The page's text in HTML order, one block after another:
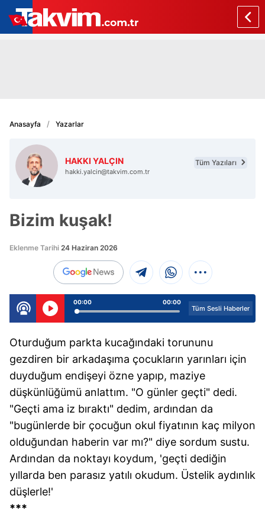
Anasayfa Yazarlar
HAKKI YALÇIN Tüm Yazıları
hakki.yalcin@takvim.com.tr
Bizim kuşak!
Eklenme Tarihi 24 Haziran 2026
00:00
00:00
Tüm Sesli Haberler
Oturduğum parkta kucağındaki torununu
gezdiren bir arkadaşıma çocukların yarınları için
duyduğum endişeyi özne yapıp, maziye
düşkünlüğümü anlattım. "O günler geçti" dedi.
"Geçti ama iz bıraktı" dedim, ardından da
"bugünlerde bir çocuğun okul fiyatının kaç milyon
olduğundan haberin var mı?" diye sordum sustu.
Ardından da noktayı koydum, 'geçti dediğin
yıllarda ben parasız yatılı okudum. Üstelik aydınlık
düşlerle!'
***